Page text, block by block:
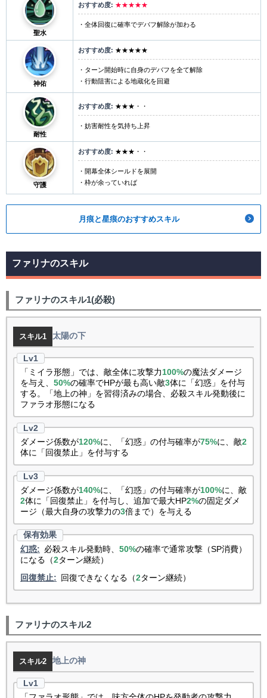
聖水
★★★★★
・全体回復に確率でデバフ解除が加わる
神佑
★★★★★
・ターン開始時に自身のデバフを全て解除
・行動阻害による地蔵化を回避
耐性
★★★・・
・妨害耐性を気持ち上昇
守護
★★★・・
・開幕全体シールドを展開
・枠が余っていれば
月痕と星痕のおすすめスキル
ファリナのスキル
ファリナのスキル1(必殺)
スキル1 太陽の下
「ミイラ形態」では、敵全体に攻撃力100%の魔法ダメージ
を与え、 50%の確率でHPが最も高い敵3体に「幻惑」を付与
する。「地上の神」を習得済みの場合、必殺スキル発動後に
ファラオ形態になる
ダメージ係数が120%に、「幻惑」の付与確率が75%に、敵2
体に「回復禁止」を付与する
ダメージ係数が140%に、「幻惑」の付与確率が100%に、敵
2体に「回復禁止」を付与し、追加で最大HP2%の固定ダメ
ージ（最大自身の攻撃力の3倍まで）を与える
幻惑: 必殺スキル発動時、 50%の確率で通常攻撃（SP消費）
になる（2ターン継続）
回復禁止: 回復できなくなる（2ターン継続）
ファリナのスキル2
スキル2 地上の神